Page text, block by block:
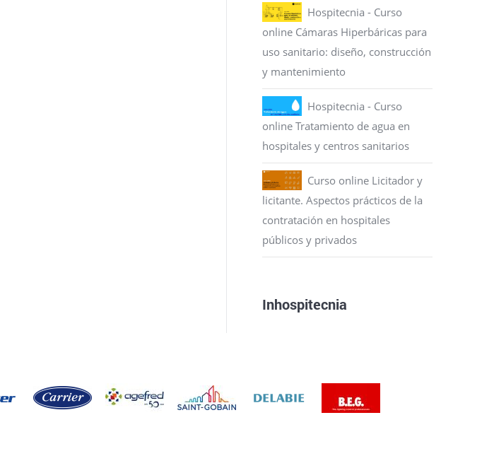
Hospitecnia - Curso
online Cámaras Hiperbáricas para
uso sanitario: diseño, construcción
y mantenimiento
Hospitecnia - Curso
online Tratamiento de agua en
hospitales y centros sanitarios
Curso online Licitador y
licitante. Aspectos prácticos de la
contratación en hospitales
públicos y privados
Inhospitecnia